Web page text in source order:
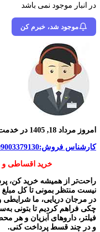
در انبار موجود نمی باشد
موجود شد، خبرم کن
امروز مرداد 18, 1405 در خدمت شما هستیم
کارشناس فروش:09003379130 | 09023379130
خرید اقساطی و
راحت‌تر از همیشه خرید کن،
نیست منتظر بمونی تا کل
در مرجان دریایی، ما شرایطی
چکی فراهم کردیم تا بتونی
فیلتر، داروهای آبزیان و هر
و در چند قسط پرداخت کنی.